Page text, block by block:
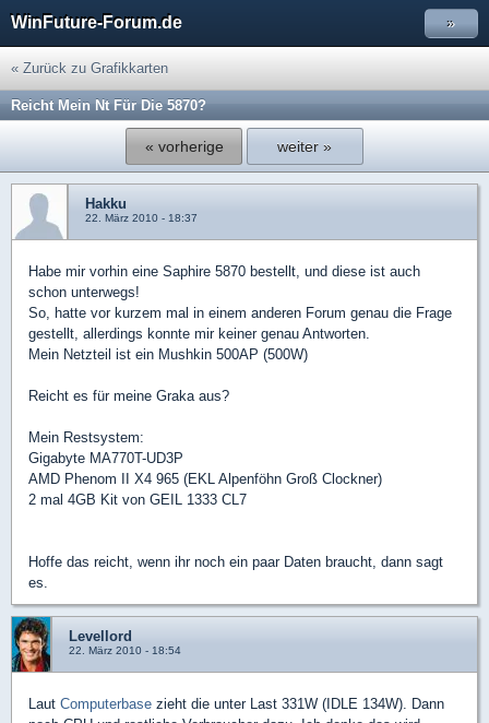
WinFuture-Forum.de »
« Zurück zu Grafikkarten
Reicht Mein Nt Für Die 5870?
« vorherige weiter »
Hakku
22. März 2010 - 18:37
Habe mir vorhin eine Saphire 5870 bestellt, und diese ist auch
schon unterwegs!
So, hatte vor kurzem mal in einem anderen Forum genau die Frage
gestellt, allerdings konnte mir keiner genau Antworten.
Mein Netzteil ist ein Mushkin 500AP (500W)
Reicht es für meine Graka aus?
Mein Restsystem:
Gigabyte MA770T-UD3P
AMD Phenom II X4 965 (EKL Alpenföhn Groß Clockner)
2 mal 4GB Kit von GEIL 1333 CL7
Hoffe das reicht, wenn ihr noch ein paar Daten braucht, dann sagt
es.
Levellord
22. März 2010 - 18:54
Laut Computerbase zieht die unter Last 331W (IDLE 134W). Dann